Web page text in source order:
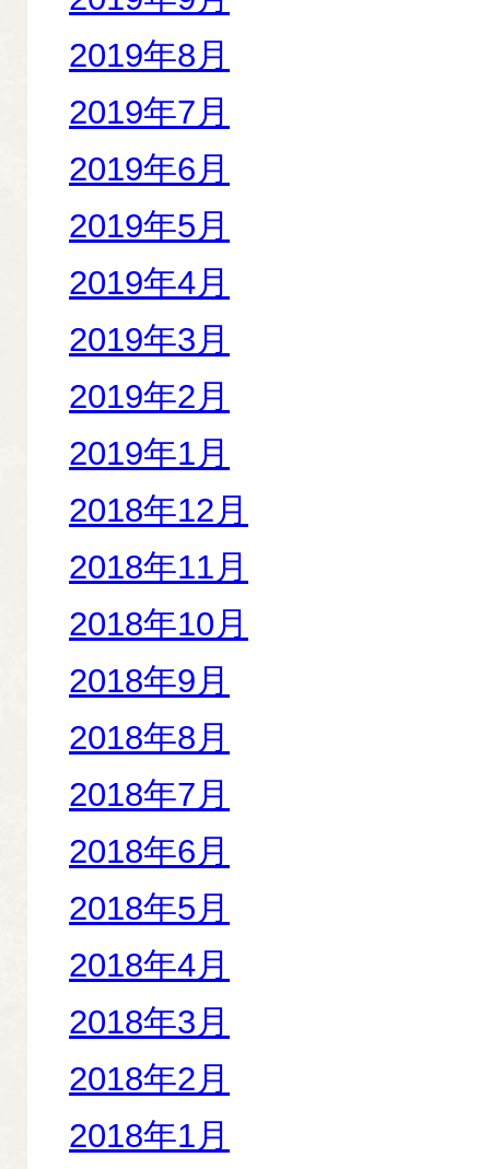
2019年8月
2019年7月
2019年6月
2019年5月
2019年4月
2019年3月
2019年2月
2019年1月
2018年12月
2018年11月
2018年10月
2018年9月
2018年8月
2018年7月
2018年6月
2018年5月
2018年4月
2018年3月
2018年2月
2018年1月